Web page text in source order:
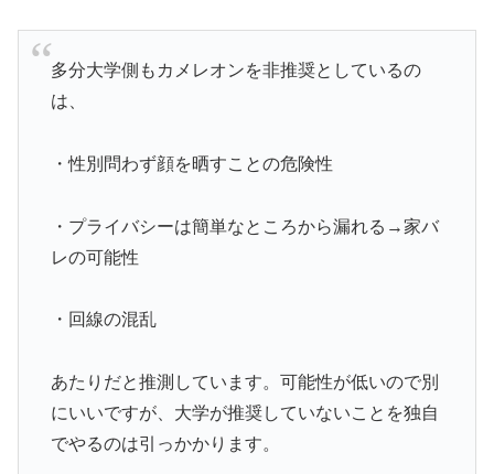
多分大学側もカメレオンを非推奨としているの
は、
・性別問わず顔を晒すことの危険性
・プライバシーは簡単なところから漏れる→家バ
レの可能性
・回線の混乱
あたりだと推測しています。可能性が低いので別
にいいですが、大学が推奨していないことを独自
でやるのは引っかかります。